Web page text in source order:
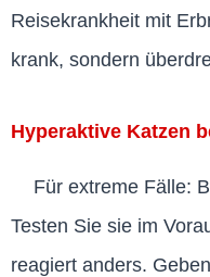
Reisekrankheit mit
krank, sondern
Hyperaktive Katzen
Für extreme Fälle:
Testen Sie sie im
reagiert anders.